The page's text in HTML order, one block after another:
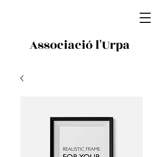
Associació l'Urpa